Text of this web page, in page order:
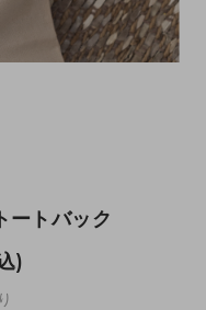
ートバック
)